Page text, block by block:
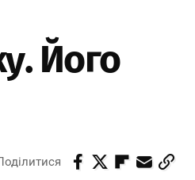
Його